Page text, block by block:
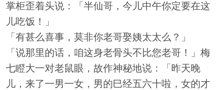
掌柜歪着头说：「半仙哥，今儿中午你定要在这
儿吃饭！」
「有甚么喜事，莫非你老哥娶姨太太么？」
「说那里的话，咱这身老骨头不比您老哥！」梅
七瞪大一对老鼠眼，故作神秘地说：「昨天晚
儿，来了一男一女，男的巳经五六十啦，女的才